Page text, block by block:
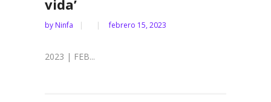
vida’
by Ninfa febrero 15, 2023
2023 | FEB...